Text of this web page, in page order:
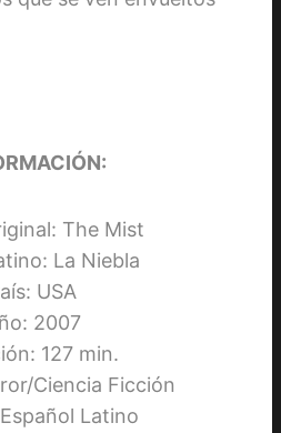
The Mist
La Niebla
USA
2007
127 min.
Ciencia Ficción
Latino